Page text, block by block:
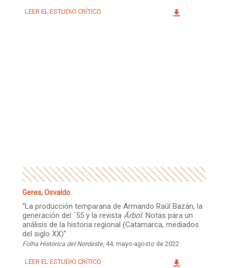
LEER EL ESTUDIO CRÍTICO
Geres, Osvaldo
“La producción temparana de Armando Raúl Bazán, la
generación del ´55 y la revistaÁrbol. Notas para un
análisis de la historia regional (Catamarca, mediados
del siglo XX)”
Folha Histórica del Nordeste, 44, mayo-agosto de 2022
LEER EL ESTUDIO CRÍTICO